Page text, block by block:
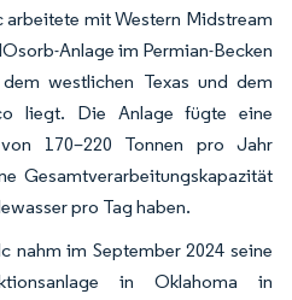
arbeitete mit Western Midstream
Anlage im Permian-Becken
westlichen Texas und dem
liegt. Die Anlage fügte eine
170–220 Tonnen pro Jahr
Gesamtverarbeitungskapazität
pro Tag haben.
nahm im September 2024 seine
in Oklahoma in